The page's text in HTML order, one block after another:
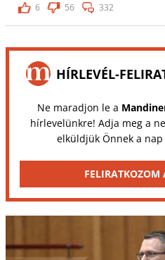
6
56 332
HÍRLEVÉL-
Ne maradjon le a
hírlevelünkre! Adja meg a
elküldjük Önnek a
FELIRATKOZOM